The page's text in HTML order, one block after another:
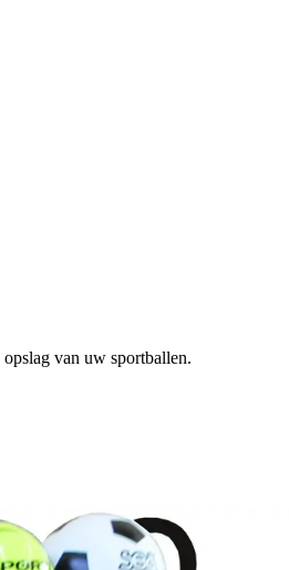
van uw sportballen.